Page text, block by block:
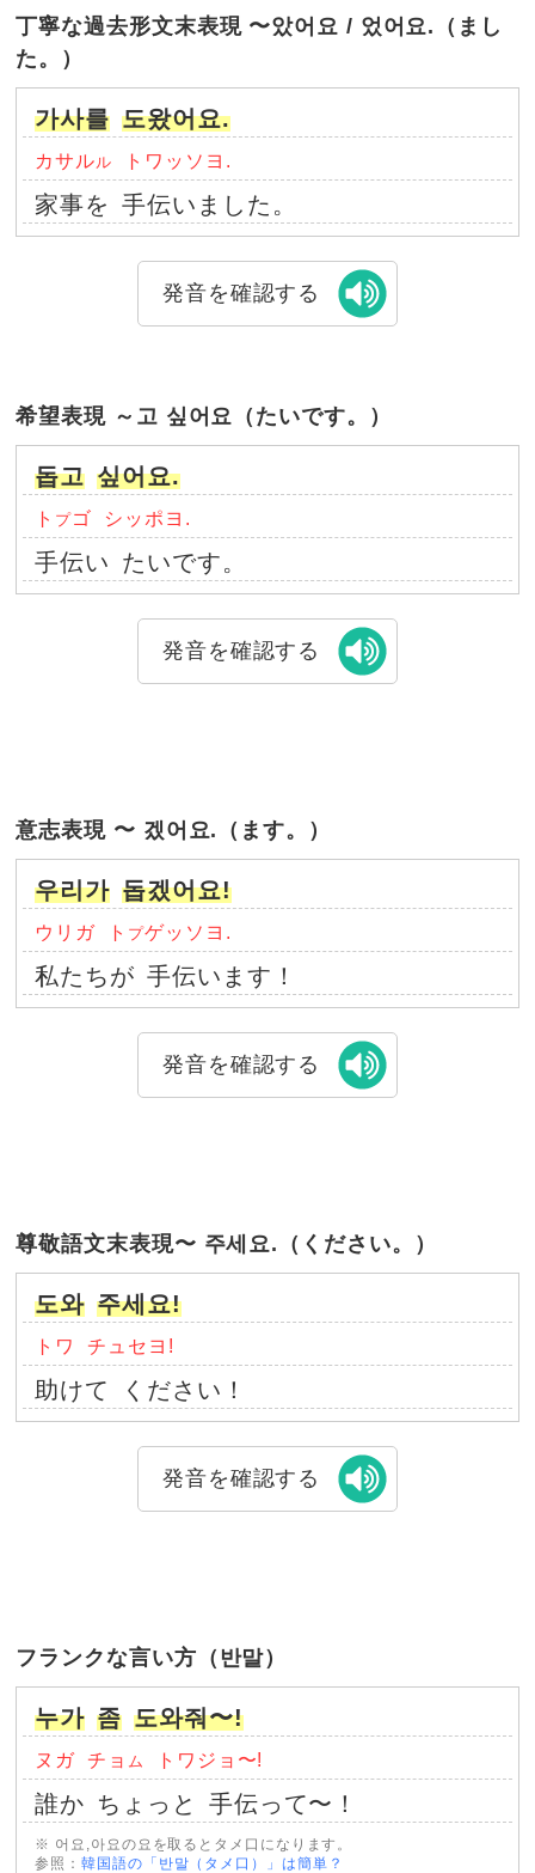
丁寧な過去形文末表現 〜았어요 / 었어요.（まし
た。）
가사를 도왔어요.
カサルル トワッソヨ.
家事を 手伝いました。
発音を確認する
希望表現 ～고 싶어요（たいです。）
돕고 싶어요.
ト プゴ シッポヨ.
手伝い たいです。
発音を確認する
意志表現 〜 겠어요.（ます。）
우리가 돕겠어요!
ウリガ ト プゲッソヨ.
私たちが 手伝います！
発音を確認する
尊敬語文末表現〜 주세요.（ください。）
도와 주세요!
トワ チュセヨ!
助けて ください！
発音を確認する
フランクな言い方（반말）
누가 좀 도와줘〜!
ヌガ チョ ム トワジョ〜!
誰か ちょっと 手伝って〜！
※ 어요,아요の요を取るとタメ口になります。
参照：韓国語の「반말（タメ口）」は簡単？